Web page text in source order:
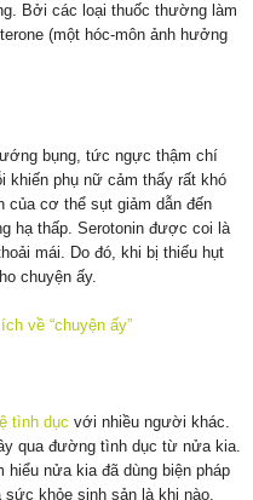
Bởi các loại thuốc thường làm
(một hóc-môn ảnh hưởng
bụng, tức ngực thậm chí
khiến phụ nữ cảm thấy rất khó
của cơ thể sụt giảm dẫn đến
hạ thấp. Serotonin được coi là
mái. Do đó, khi bị thiếu hụt
chuyện ấy.
tình dục với nhiều người khác.
qua đường tình dục từ nửa kia.
nửa kia đã dùng biện pháp
khỏe sinh sản là khi nào.